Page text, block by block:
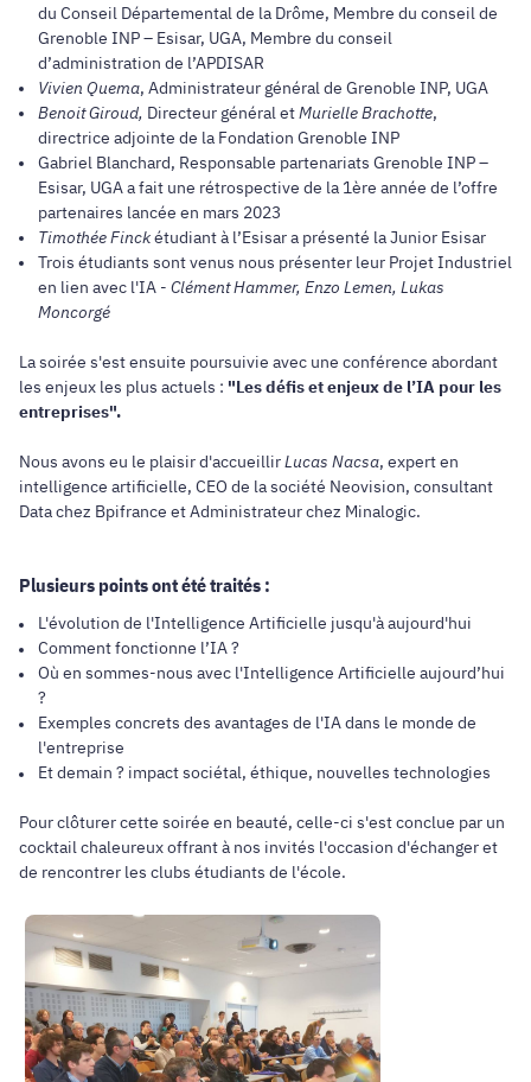
du Conseil Départemental de la Drôme, Membre du conseil de
Grenoble INP – Esisar, UGA, Membre du conseil
d’administration de l’APDISAR
Vivien Quema, Administrateur général de Grenoble INP, UGA
Benoit Giroud, Directeur général etMurielle Brachotte,
directrice adjointe de la Fondation Grenoble INP
Gabriel Blanchard, Responsable partenariats Grenoble INP –
Esisar, UGA a fait une rétrospective de la 1ère année de l’offre
partenaires lancée en mars 2023
Timothée Finckétudiant à l’Esisar a présenté la Junior Esisar
Trois étudiants sont venus nous présenter leur Projet Industriel
en lien avec l'IA - Clément Hammer, Enzo Lemen, Lukas
Moncorgé
La soirée s'est ensuite poursuivie avec une conférence abordant
les enjeux les plus actuels : "Les défis et enjeux de l’IA pour les
entreprises".
Nous avons eu le plaisir d'accueillirLucas Nacsa, expert en
intelligence artificielle, CEO de la société Neovision, consultant
Data chez Bpifrance et Administrateur chez Minalogic.
Plusieurs points ont été traités :
L'évolution de l'Intelligence Artificielle jusqu'à aujourd'hui
Comment fonctionne l’IA ?
Où en sommes-nous avec l'Intelligence Artificielle aujourd’hui
?
Exemples concrets des avantages de l'IA dans le monde de
l'entreprise
Et demain ? impact sociétal, éthique, nouvelles technologies
Pour clôturer cette soirée en beauté, celle-ci s'est conclue par un
cocktail chaleureux offrant à nos invités l'occasion d'échanger et
de rencontrer les clubs étudiants de l'école.